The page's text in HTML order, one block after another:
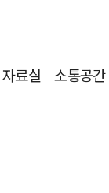
자료실 소통공간